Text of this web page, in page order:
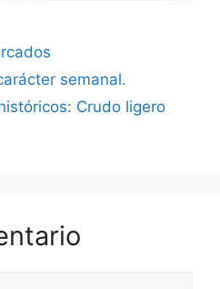
semanal.
Crudo ligero